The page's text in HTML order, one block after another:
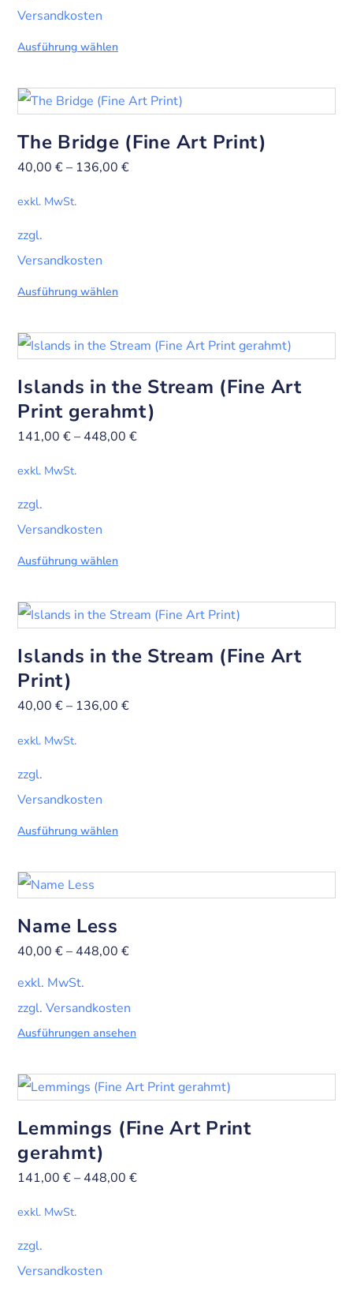
Versandkosten
Ausführung wählen
The Bridge (Fine Art Print)
40,00€– 136,00€
exkl. MwSt.
zzgl.
Versandkosten
Ausführung wählen
Islands in the Stream (Fine Art
Print gerahmt)
141,00€– 448,00€
exkl. MwSt.
zzgl.
Versandkosten
Ausführung wählen
Islands in the Stream (Fine Art
Print)
40,00€– 136,00€
exkl. MwSt.
zzgl.
Versandkosten
Ausführung wählen
Name Less
40,00€– 448,00€
exkl. MwSt.
zzgl. Versandkosten
Ausführungen ansehen
Lemmings (Fine Art Print
gerahmt)
141,00€– 448,00€
exkl. MwSt.
zzgl.
Versandkosten